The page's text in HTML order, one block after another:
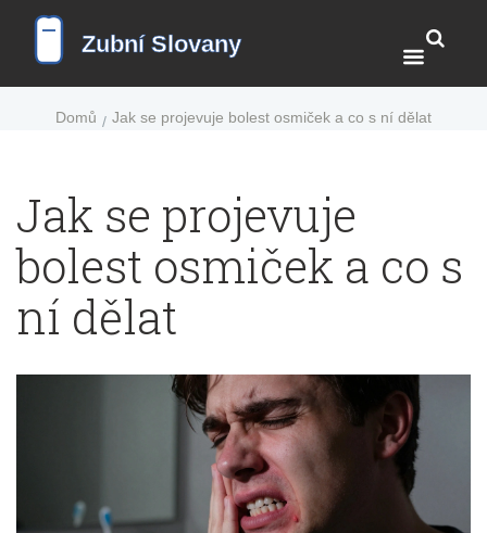
Domů Jak se projevuje bolest osmiček a co s ní dělat
Jak se projevuje
bolest osmiček a co s
ní dělat